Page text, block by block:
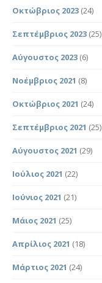
Οκτώβριος 2023 (24)
Σεπτέμβριος 2023 (25)
Αύγουστος 2023 (6)
Νοέμβριος 2021 (8)
Οκτώβριος 2021 (24)
Σεπτέμβριος 2021 (25)
Αύγουστος 2021 (29)
Ιούλιος 2021 (22)
Ιούνιος 2021 (21)
Μάιος 2021 (25)
Απρίλιος 2021 (18)
Μάρτιος 2021 (24)